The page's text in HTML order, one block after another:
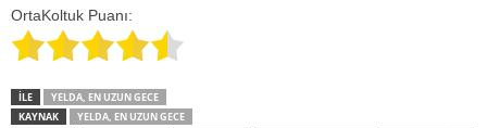
OrtaKoltuk Puanı:
İLE
YELDA, EN UZUN GECE
KAYNAK
YELDA, EN UZUN GECE